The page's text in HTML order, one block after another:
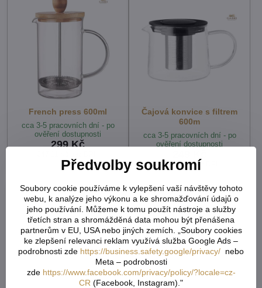
French press 600ml
cca 3-5 pracovních dní - po
ověření dostupnosti
299 Kč
Čajová konvice s filtrem
600m
cca 3-5 pracovních dní - po
ověření dostupnosti
205,79 Kčbez DPH
Předvolby soukromí
Soubory cookie používáme k vylepšení vaší návštěvy tohoto
webu, k analýze jeho výkonu a ke shromažďování údajů o
jeho používání. Můžeme k tomu použít nástroje a služby
třetích stran a shromážděná data mohou být přenášena
partnerům v EU, USA nebo jiných zemích. „Soubory cookies
ke zlepšení relevanci reklam využívá služba Google Ads –
podrobnosti zde https://business.safety.google/privacy/ nebo
Meta – podrobnosti
zde https://www.facebook.com/privacy/policy/?locale=cz-
CR (Facebook, Instagram)."